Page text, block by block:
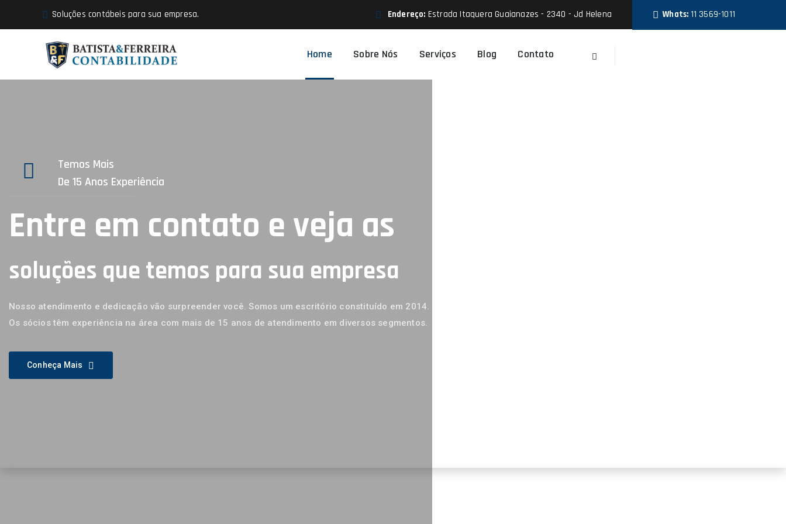
Soluções contábeis para sua empresa. Endereço: Estrada Itaquera Guaianazes - 2340 - Jd Helena Whats: 11 3569-1011
Home Sobre Nós Serviços Blog Contato
Temos Mais
De 15 Anos Experiência
Entre em contato e veja as
soluções que temos para sua empresa
Nosso atendimento e dedicação vão surpreender você. Somos um escritório constituído em 2014.
Os sócios têm experiência na área com mais de 15 anos de atendimento em diversos segmentos.
Conheça Mais